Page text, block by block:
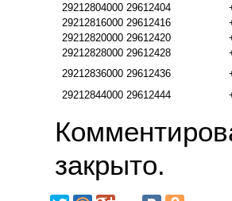
29212804000 29612404
29212816000 29612416
29212820000 29612420
29212828000 29612428
29212836000 29612436
29212844000 29612444
закрыто.